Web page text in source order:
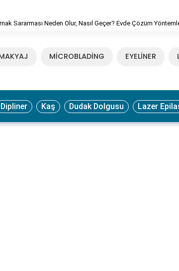
Sararması Neden Olur, Nasıl Geçer? Evde Çözüm
MİCROBLADİNG EYELİNER
Dipliner Kaş Dudak Dolgusu Lazer